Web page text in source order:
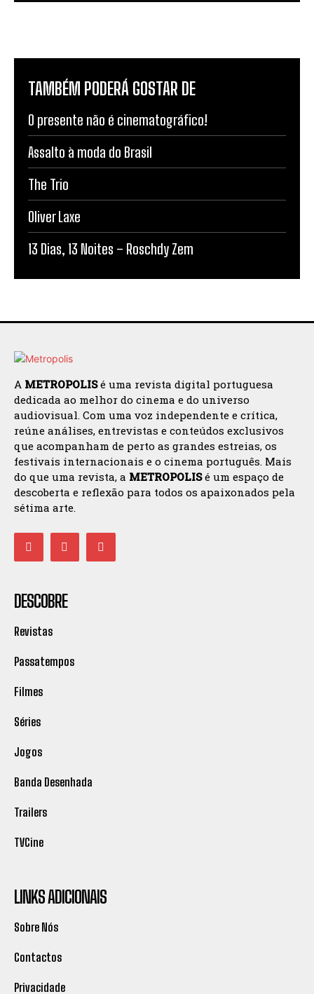
TAMBÉM PODERÁ GOSTAR DE
O presente não é cinematográfico!
Assalto à moda do Brasil
The Trio
Oliver Laxe
13 Dias, 13 Noites – Roschdy Zem
A METROPOLISé uma revista digital portuguesa
dedicada ao melhor do cinema e do universo
audiovisual. Com uma voz independente e crítica,
reúne análises, entrevistas e conteúdos exclusivos
que acompanham de perto as grandes estreias, os
festivais internacionais e o cinema português. Mais
do que uma revista, a METROPOLISé um espaço de
descoberta e reflexão para todos os apaixonados pela
sétima arte.
DESCOBRE
Revistas
Passatempos
Filmes
Séries
Jogos
Banda Desenhada
Trailers
TVCine
LINKS ADICIONAIS
Sobre Nós
Contactos
Privacidade